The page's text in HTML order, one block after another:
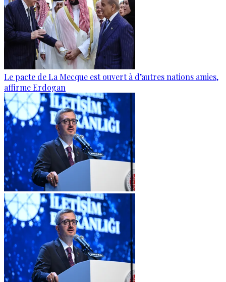
Le pacte de La Mecque est ouvert à d’autres nations amies,
affirme Erdogan